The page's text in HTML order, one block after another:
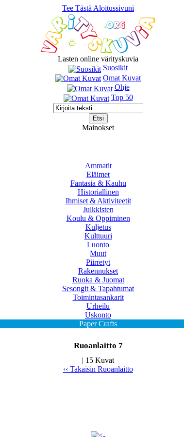
Tee Tästä Aloitussivuni
Lasten online värityskuvia
Suosikit
Omat Kuvat
Ohje
Top 50
Mainokset
Ammatit
Eläimet
Fantasia & Kauhu
Historiallinen
Ihmiset & Aktiviteetit
Julkkisten
Koulu & Oppiminen
Kuljetus
Kulttuuri
Luonto
Muut
Piirretyt
Rakennukset
Ruoka & Juomat
Sesongit & Tapahtumat
Toimintasankarit
Urheilu
Uskonto
Paper Crafts
Ruoanlaitto 7
| 15 Kuvat
‹‹ Takaisin Ruoanlaitto